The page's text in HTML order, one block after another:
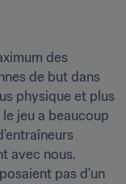
des
de but dans
physique et plus
jeu a beaucoup
avec nous.
pas d'un